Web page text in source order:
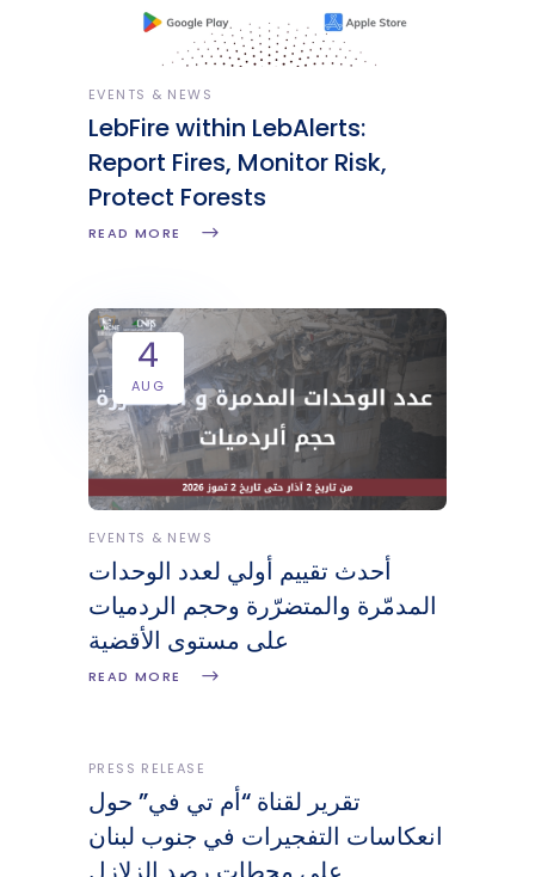
EVENTS & NEWS
LebFire within LebAlerts:
Report Fires, Monitor Risk,
Protect Forests
READ MORE
4
AUG
EVENTS & NEWS
أحدث تقييم أولي لعدد الوحدات
المدمّرة والمتضرّرة وحجم الردميات
على مستوى الأقضية
READ MORE
PRESS RELEASE
تقرير لقناة “أم تي في” حول
انعكاسات التفجيرات في جنوب لبنان